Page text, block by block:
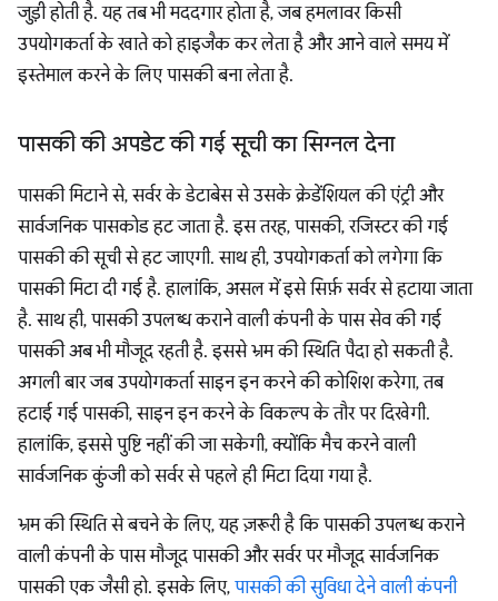
जुड़ी होती है. यह तब भी मददगार होता है, जब हमलावर किसी
उपयोगकर्ता के खाते को हाइजैक कर लेता है और आने वाले समय में
इस्तेमाल करने के लिए पासकी बना लेता है.
पासकी की अपडेट की गई सूची का सिग्नल देना
पासकी मिटाने से, सर्वर के डेटाबेस से उसके क्रेडेंशियल की एंट्री और
सार्वजनिक पासकोड हट जाता है. इस तरह, पासकी, रजिस्टर की गई
पासकी की सूची से हट जाएगी. साथ ही, उपयोगकर्ता को लगेगा कि
पासकी मिटा दी गई है. हालांकि, असल में इसे सिर्फ़ सर्वर से हटाया जाता
है. साथ ही, पासकी उपलब्ध कराने वाली कंपनी के पास सेव की गई
पासकी अब भी मौजूद रहती है. इससे भ्रम की स्थिति पैदा हो सकती है.
अगली बार जब उपयोगकर्ता साइन इन करने की कोशिश करेगा, तब
हटाई गई पासकी, साइन इन करने के विकल्प के तौर पर दिखेगी.
हालांकि, इससे पुष्टि नहीं की जा सकेगी, क्योंकि मैच करने वाली
सार्वजनिक कुंजी को सर्वर से पहले ही मिटा दिया गया है.
भ्रम की स्थिति से बचने के लिए, यह ज़रूरी है कि पासकी उपलब्ध कराने
वाली कंपनी के पास मौजूद पासकी और सर्वर पर मौजूद सार्वजनिक
पासकी एक जैसी हो. इसके लिए, पासकी की सुविधा देने वाली कंपनी